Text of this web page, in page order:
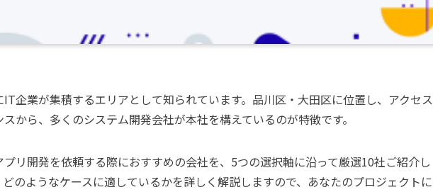
企業が集積するエリアとして知られています。品川区・大田区に位置し、アクセス
から、多くのシステム開発会社が本社を構えているのが特徴です。
リ開発を依頼する際におすすめの会社を、5つの選択軸に沿って厳選10社ご紹介し
のようなケースに適しているかを詳しく解説しますので、あなたのプロジェクトに